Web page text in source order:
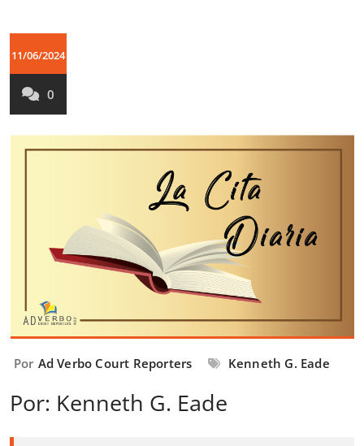
11/06/2024
0
Por Ad Verbo Court Reporters Kenneth G. Eade
Por: Kenneth G. Eade